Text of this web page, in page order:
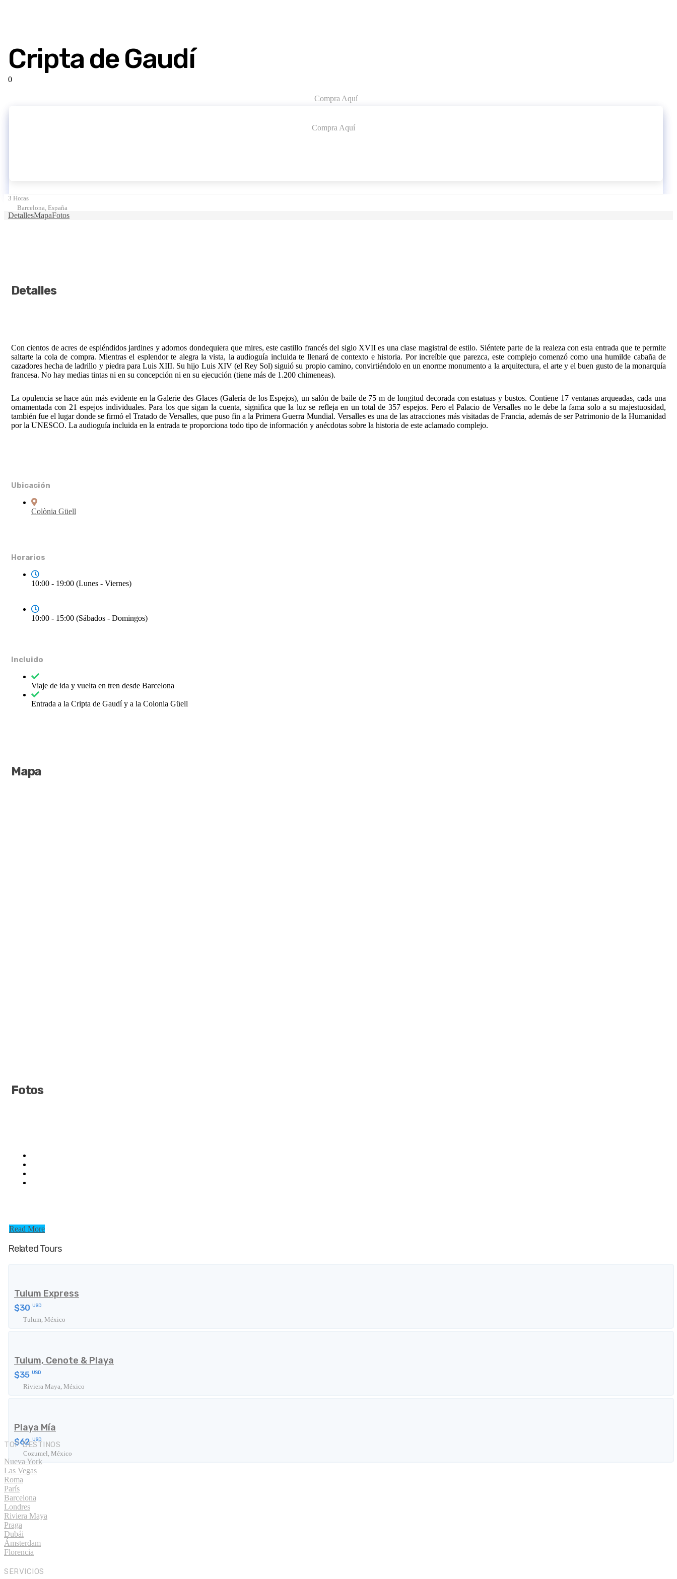
Cripta de Gaudí
0
Compra Aquí
Compra Aquí
3 Horas
Barcelona, España
DetallesMapaFotos
Detalles
Con cientos de acres de espléndidos jardines y adornos dondequiera que mires, este castillo francés del siglo XVII es una clase magistral de estilo. Siéntete parte de la realeza con esta entrada que te permite
saltarte la cola de compra. Mientras el esplendor te alegra la vista, la audioguía incluida te llenará de contexto e historia. Por increíble que parezca, este complejo comenzó como una humilde cabaña de
cazadores hecha de ladrillo y piedra para Luis XIII. Su hijo Luis XIV (el Rey Sol) siguió su propio camino, convirtiéndolo en un enorme monumento a la arquitectura, el arte y el buen gusto de la monarquía
francesa. No hay medias tintas ni en su concepción ni en su ejecución (tiene más de 1.200 chimeneas).
La opulencia se hace aún más evidente en la Galerie des Glaces (Galería de los Espejos), un salón de baile de 75 m de longitud decorada con estatuas y bustos. Contiene 17 ventanas arqueadas, cada una
ornamentada con 21 espejos individuales. Para los que sigan la cuenta, significa que la luz se refleja en un total de 357 espejos. Pero el Palacio de Versalles no le debe la fama solo a su majestuosidad,
también fue el lugar donde se firmó el Tratado de Versalles, que puso fin a la Primera Guerra Mundial. Versalles es una de las atracciones más visitadas de Francia, además de ser Patrimonio de la Humanidad
por la UNESCO. La audioguía incluida en la entrada te proporciona todo tipo de información y anécdotas sobre la historia de este aclamado complejo.
Ubicación
Colònia Güell
Horarios
10:00 - 19:00 (Lunes - Viernes)
10:00 - 15:00 (Sábados - Domingos)
Incluido
Viaje de ida y vuelta en tren desde Barcelona
Entrada a la Cripta de Gaudí y a la Colonia Güell
Mapa
Fotos
Read More
Related Tours
Tulum Express
$30 USD
Tulum, México
Tulum, Cenote & Playa
$35 USD
Riviera Maya, México
Playa Mía
$62 USD
Cozumel, México
TOP DESTINOS
Nueva York
Las Vegas
Roma
París
Barcelona
Londres
Riviera Maya
Praga
Dubái
Ámsterdam
Florencia
SERVICIOS